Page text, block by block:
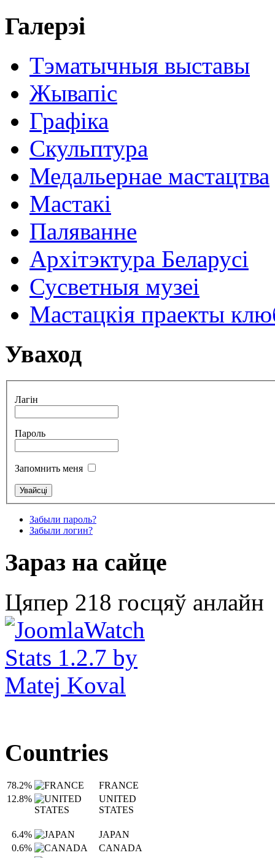
Галерэі
Тэматычныя выставы
Жывапіс
Графіка
Скульптура
Медальернае мастацтва
Мастакі
Паляванне
Архітэктура Беларусі
Сусветныя музеі
Мастацкія праекты
Уваход
Лагін
Пароль
Запомнить меня
Забыли пароль?
Забыли логин?
Зараз на сайце
Цяпер 218 госцяў анлайн
Countries
78.2%
FRANCE
12.8%
UNITED
STATES
6.4%
JAPAN
0.6%
CANADA